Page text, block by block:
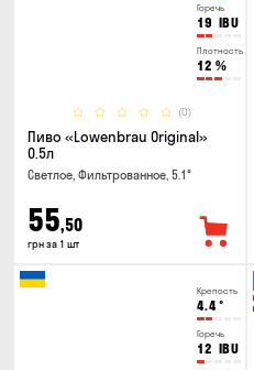
Горечь
19 IBU
Плотность
12 %
(0)
Пиво «Lowenbrau Original»
0.5л
Светлое, Фильтрованное, 5.1°
55,50
грн за 1 шт
Крепость
4.4°
Горечь
12 IBU